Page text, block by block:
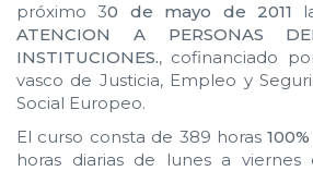
próximo 30 de mayo de 2011
ATENCION A PERSONAS
INSTITUCIONES., cofinanciado
vasco de Justicia, Empleo y
Social Europeo.
El curso consta de 389 horas
horas diarias de lunes a viernes